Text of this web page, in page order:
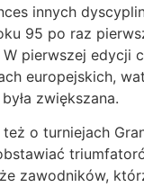
innych
95 po raz
W pierwszej edycji
europejskich,
zwiększana.
też o turniejach
zawodników,